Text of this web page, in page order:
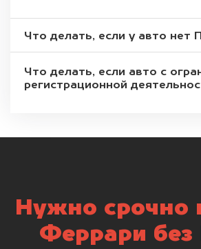
Что делать, если у авто нет
Что делать, если авто с
регистрационной
Нужно срочно
Феррари без